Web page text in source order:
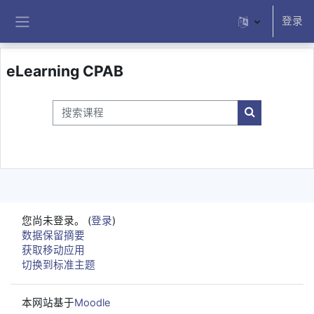
登录
eLearning CPAB
搜索课程
搜索课程
您尚未登录。 (登录)
‎数据保留摘要‎
获取移动应用
切换到标准主题
本网站基于Moodle